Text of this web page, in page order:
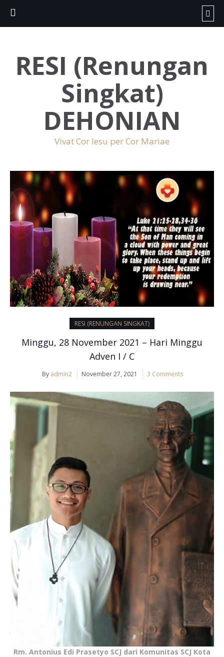
RESI (Renungan
Singkat)
DEHONIAN
Vivat Cor Iesu per Cor Mariae
RESI (RENUNGAN SINGKAT)
Minggu, 28 November 2021 – Hari Minggu
Adven I / C
By admin2 November 27, 2021 3 Comments
Rm. Antonius Edi Prasetyo SCJ dari Komunitas SCJ Kota